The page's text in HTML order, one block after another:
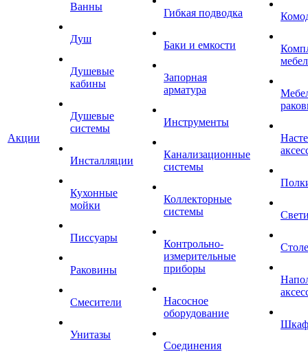
Акции
Ванны
Душ
Душевые
кабины
Душевые
системы
Инсталляции
Кухонные
мойки
Писсуары
Раковины
Смесители
Унитазы
Гибкая подводка
Баки и емкости
Запорная
арматура
Инструменты
Канализационные
системы
Коллекторные
системы
Контрольно-
измерительные
приборы
Насосное
оборудование
Соединения